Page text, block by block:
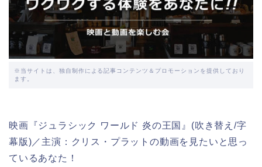
※当サイトは、独自制作による記事コンテンツ＆プロモーションを提供しており
ます。
映画『ジュラシック ワールド 炎の王国』(吹き替え/字
幕版)／主演：クリス・プラットの動画を見たいと思っ
ているあなた！